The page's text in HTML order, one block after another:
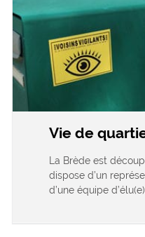
Vie de
La Brède est
dispose d’un
d’une équipe